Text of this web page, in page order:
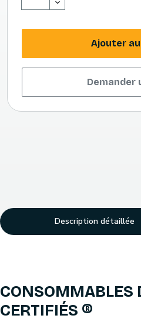
Ajouter
Demander
Description détaillée
CONSOMMABLES
CERTIFIÉS ®